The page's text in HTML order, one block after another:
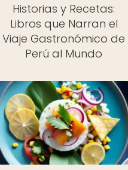
Historias y Recetas:
Libros que Narran el
Viaje Gastronómico de
Perú al Mundo